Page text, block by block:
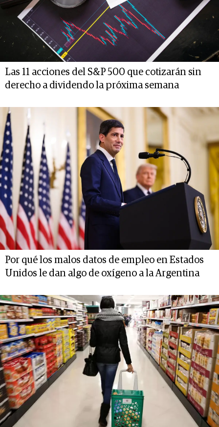
Las 11 acciones del S&P 500 que cotizarán sin
derecho a dividendo la próxima semana
Por qué los malos datos de empleo en Estados
Unidos le dan algo de oxígeno a la Argentina